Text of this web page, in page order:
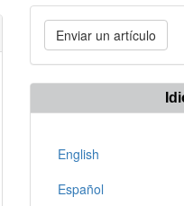
Enviar
un
artículo
Enviar un artículo
English
Español